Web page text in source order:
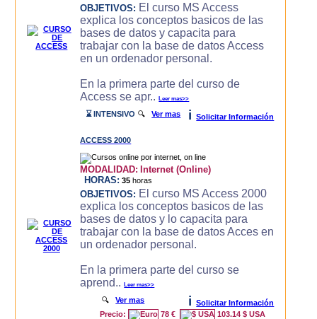
OBJETIVOS: El curso MS Access
explica los conceptos basicos de las
bases de datos y capacita para
trabajar con la base de datos Access
en un ordenador personal.
En la primera parte del curso de
Access se apr..Leer mas>>
⌛ INTENSIVO 🔍Ver mas i Solicitar Información
ACCESS 2000
MODALIDAD: Internet (Online)
HORAS: 35 horas
OBJETIVOS: El curso MS Access 2000
explica los conceptos basicos de las
bases de datos y lo capacita para
trabajar con la base de datos Acces en
un ordenador personal.
En la primera parte del curso se
aprend..Leer mas>>
🔍Ver mas i
Solicitar Información
Precio:
78 € 103.14 $ USA